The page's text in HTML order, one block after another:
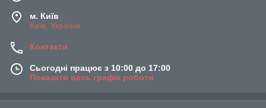
м. Київ
Київ, Україна
Контакти
Сьогодні працює з 10:00 до 17:00
Показати весь графік роботи